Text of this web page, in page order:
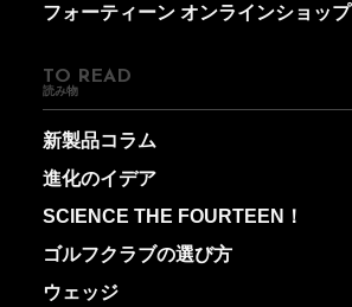
フォーティーン オンラインショップ
TO READ
読み物
新製品コラム
進化のイデア
SCIENCE THE FOURTEEN！
ゴルフクラブの選び方
ウェッジ